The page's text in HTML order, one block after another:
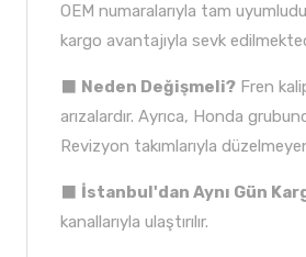
OEM numaralarıyla tam
kargo avantajıyla sevk
Neden Değişmeli? Fren
arızalardır. Ayrıca, Honda
Revizyon takımlarıyla
İstanbul'dan Aynı Gün
kanallarıyla ulaştırılır.